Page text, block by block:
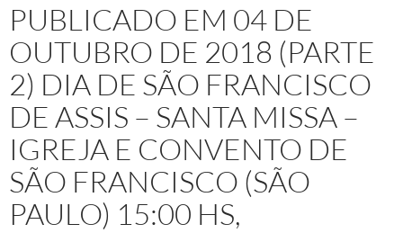
PUBLICADO EM 04 DE
OUTUBRO DE 2018 (PARTE
2) DIA DE SÃO FRANCISCO
DE ASSIS – SANTA MISSA –
IGREJA E CONVENTO DE
SÃO FRANCISCO (SÃO
PAULO) 15:00 HS,